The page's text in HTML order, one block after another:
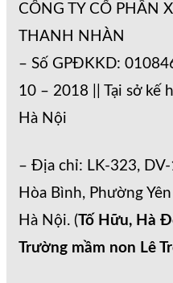
CÔNG TY CỔ PHẦN
THANH NHÀN
– Số GPĐKKD:
10 – 2018 || Tại sở kế
Hà Nội
– Địa chỉ: LK-323,
Hòa Bình, Phường
Hà Nội. (Tố Hữu, Hà
Trường mầm non Lê